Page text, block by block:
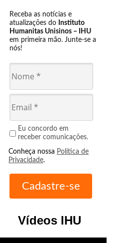
Receba as notícias e
atualizações do Instituto
Humanitas Unisinos – IHU
em primeira mão. Junte-se a
nós!
Eu concordo em
receber comunicações.
Conheça nossa Política de
Privacidade.
Vídeos IHU